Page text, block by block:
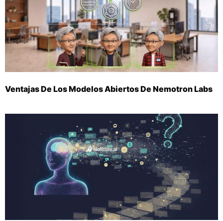
Ventajas De Los Modelos Abiertos De Nemotron Labs